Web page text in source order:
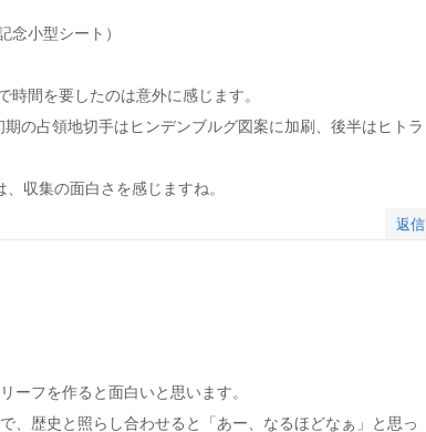
小型シート）
間を要したのは意外に感じます。
の占領地切手はヒンデンブルグ図案に加刷、後半はヒトラ
収集の面白さを感じますね。
返信
ーフを作ると面白いと思います。
、歴史と照らし合わせると「あー、なるほどなぁ」と思っ